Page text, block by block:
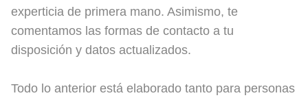
experticia de primera mano. Asimismo, te
comentamos las formas de contacto a tu
disposición y datos actualizados.
Todo lo anterior está elaborado tanto para personas